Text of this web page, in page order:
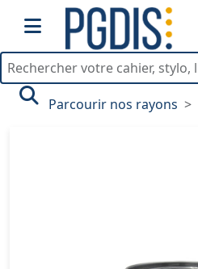
Parcourir nos rayons